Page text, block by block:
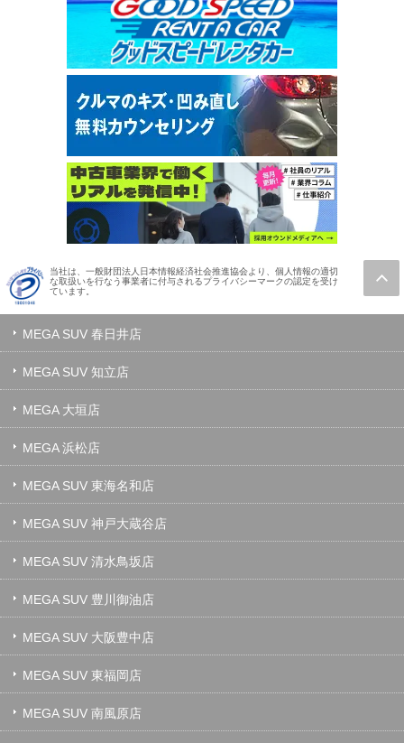
当社は、一般財団法人日本情報経済社会推進協会より、個人情報の適切
な取扱いを行なう事業者に付与されるプライバシーマークの認定を受け
ています。
MEGA SUV 春日井店
MEGA SUV 知立店
MEGA 大垣店
MEGA 浜松店
MEGA SUV 東海名和店
MEGA SUV 神戸大蔵谷店
MEGA SUV 清水鳥坂店
MEGA SUV 豊川御油店
MEGA SUV 大阪豊中店
MEGA SUV 東福岡店
MEGA SUV 南風原店